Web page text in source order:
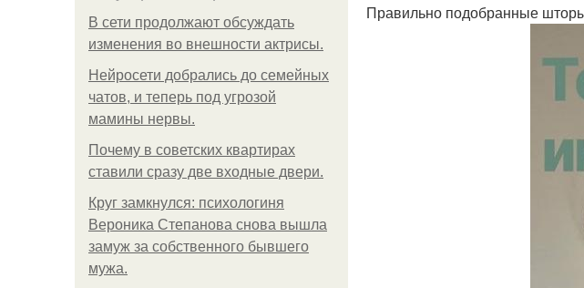
В сети продолжают обсуждать
изменения во внешности актрисы.
Нейросети добрались до семейных
чатов, и теперь под угрозой
мамины нервы.
Почему в советских квартирах
ставили сразу две входные двери.
Круг замкнулся: психологиня
Вероника Степанова снова вышла
замуж за собственного бывшего
мужа.
Правильно подобранные